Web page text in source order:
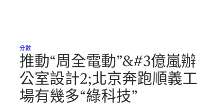
分數
推動“周全電動”&#3億嵐辦
公室設計2;北京奔跑順義工
場有幾多“綠科技”